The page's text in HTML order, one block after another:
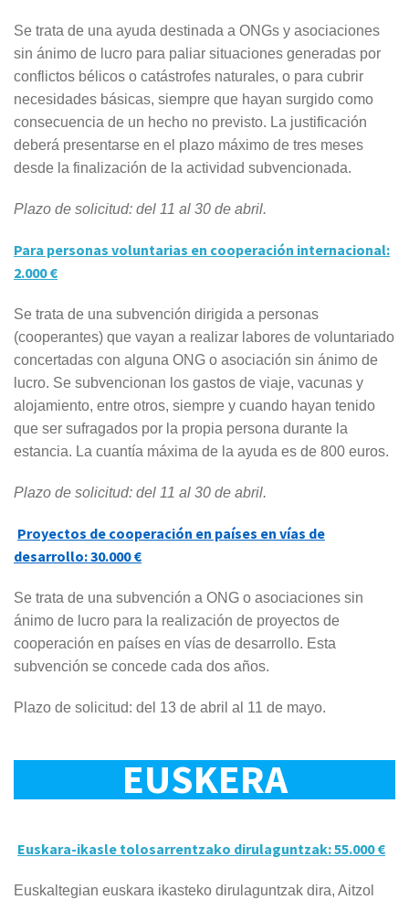
Se trata de una ayuda destinada a ONGs y asociaciones
sin ánimo de lucro para paliar situaciones generadas por
conflictos bélicos o catástrofes naturales, o para cubrir
necesidades básicas, siempre que hayan surgido como
consecuencia de un hecho no previsto. La justificación
deberá presentarse en el plazo máximo de tres meses
desde la finalización de la actividad subvencionada.
Plazo de solicitud: del 11 al 30 de abril.
Para personas voluntarias en cooperación internacional:
2.000 €
Se trata de una subvención dirigida a personas
(cooperantes) que vayan a realizar labores de voluntariado
concertadas con alguna ONG o asociación sin ánimo de
lucro. Se subvencionan los gastos de viaje, vacunas y
alojamiento, entre otros, siempre y cuando hayan tenido
que ser sufragados por la propia persona durante la
estancia. La cuantía máxima de la ayuda es de 800 euros.
Plazo de solicitud: del 11 al 30 de abril.
Proyectos de cooperación en países en vías de
desarrollo: 30.000 €
Se trata de una subvención a ONG o asociaciones sin
ánimo de lucro para la realización de proyectos de
cooperación en países en vías de desarrollo. Esta
subvención se concede cada dos años.
Plazo de solicitud: del 13 de abril al 11 de mayo.
EUSKERA
Euskara-ikasle tolosarrentzako dirulaguntzak: 55.000 €
Euskaltegian euskara ikasteko dirulaguntzak dira, Aitzol